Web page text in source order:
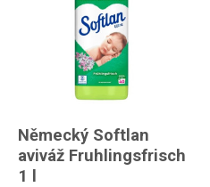
Německý Softlan
aviváž Fruhlingsfrisch
1 l